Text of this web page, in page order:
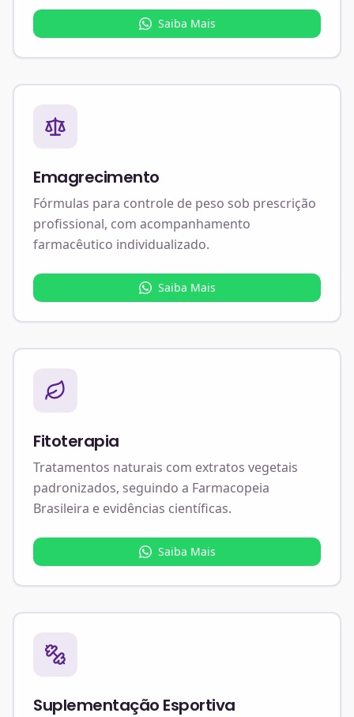
Saiba Mais
Emagrecimento
Fórmulas para controle de peso sob prescrição
profissional, com acompanhamento
farmacêutico individualizado.
Saiba Mais
Fitoterapia
Tratamentos naturais com extratos vegetais
padronizados, seguindo a Farmacopeia
Brasileira e evidências científicas.
Saiba Mais
Suplementação Esportiva